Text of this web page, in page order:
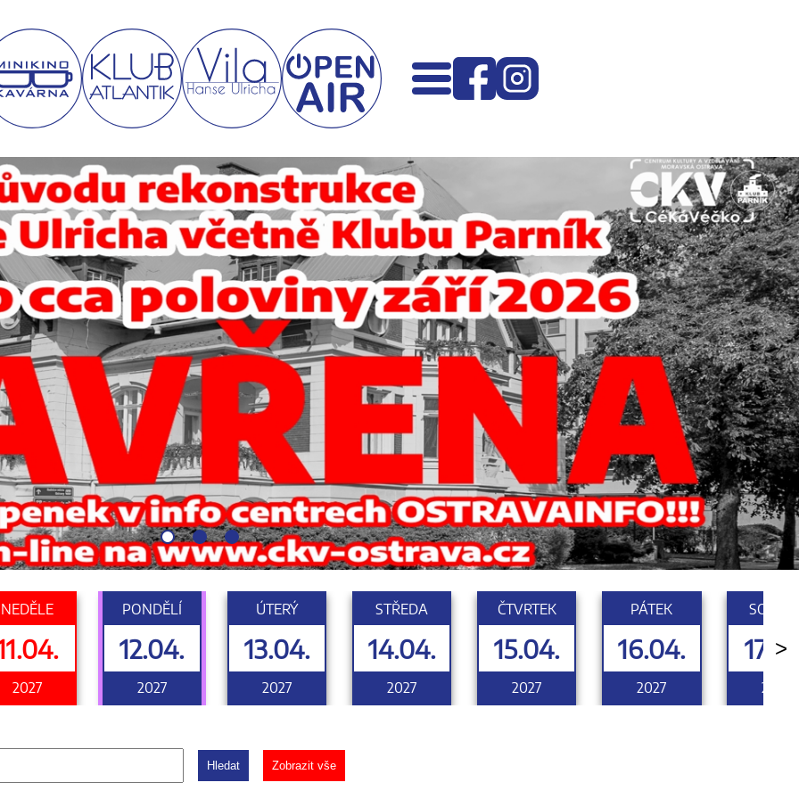
NEDĚLE
2027
PONDĚLÍ
12.04.
2027
ÚTERÝ
13.04.
2027
STŘEDA
14.04.
2027
ČTVRTEK
15.04.
2027
PÁTEK
16.04.
2027 2027
>
Hledat Zobrazit vše